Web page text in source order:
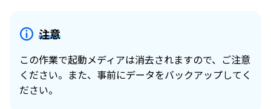
注意
この作業で起動メディアは消去されますので、ご注意
ください。また、事前にデータをバックアップしてく
ださい。